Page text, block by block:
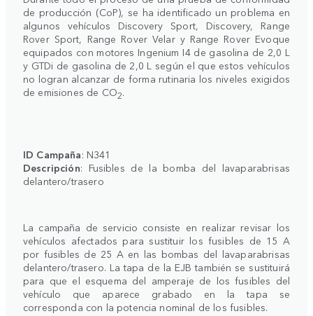
de producción (CoP), se ha identificado un problema en
algunos vehículos Discovery Sport, Discovery, Range
Rover Sport, Range Rover Velar y Range Rover Evoque
equipados con motores Ingenium I4 de gasolina de 2,0 L
y GTDi de gasolina de 2,0 L según el que estos vehículos
no logran alcanzar de forma rutinaria los niveles exigidos
de emisiones de CO2.
ID Campaña: N341
Descripción: Fusibles de la bomba del lavaparabrisas
delantero/trasero
La campaña de servicio consiste en realizar revisar los
vehículos afectados para sustituir los fusibles de 15 A
por fusibles de 25 A en las bombas del lavaparabrisas
delantero/trasero. La tapa de la EJB también se sustituirá
para que el esquema del amperaje de los fusibles del
vehículo que aparece grabado en la tapa se
corresponda con la potencia nominal de los fusibles.